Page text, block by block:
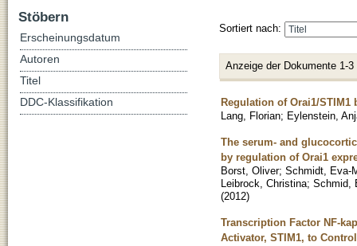
Sortiert nach:
Anzeige der Dokumente 1-3
Regulation of Orai1/STIM1
Lang, Florian; Eylenstein,
The serum- and
by regulation of Orai1
Borst, Oliver; Schmidt, Eva-
Leibrock, Christina; Schmid,
(2012)
Transcription Factor NF-
Activator, STIM1, to
Stöbern
Erscheinungsdatum
Autoren
Titel
DDC-Klassifikation